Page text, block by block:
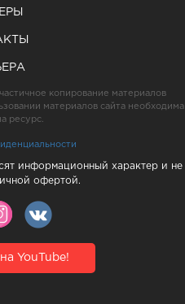
копирование материалов
материалов сайта необходима
ресурс.
информационный характер и не
офертой.
YouTube!